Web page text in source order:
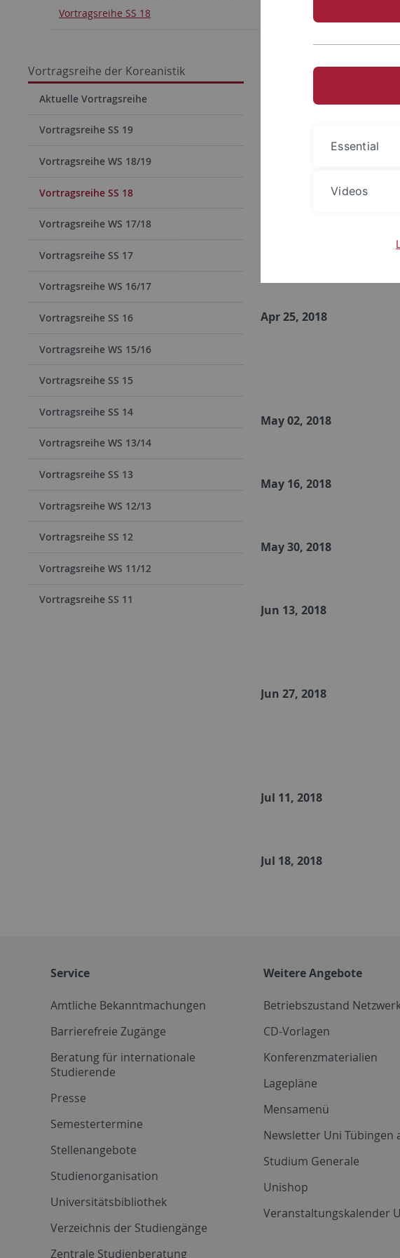
Vortragsreihe SS 18
Vortragsreihe der Koreanistik
Aktuelle Vortragsreihe
Vortragsreihe SS 19
Vortragsreihe WS 18/19
Vortragsreihe SS 18
Vortragsreihe WS 17/18
Vortragsreihe SS 17
Vortragsreihe WS 16/17
Vortragsreihe SS 16
Vortragsreihe WS 15/16
Vortragsreihe SS 15
Vortragsreihe SS 14
Vortragsreihe WS 13/14
Vortragsreihe SS 13
Vortragsreihe WS 12/13
Vortragsreihe SS 12
Vortragsreihe WS 11/12
Vortragsreihe SS 11
Vortragsreihe
Apr 25, 2018
May 02, 2018
May 16, 2018
May 30, 2018
Jun 13, 2018
Jun 27, 2018
Jul 11, 2018
Jul 18, 2018
Service
Amtliche Bekanntmachungen
Barrierefreie Zugänge
Beratung für internationale
Studierende
Presse
Semestertermine
Stellenangebote
Studienorganisation
Universitätsbibliothek
Verzeichnis der Studiengänge
Zentrale Studienberatung
Weitere Angebote
Betriebszustand
CD-Vorlagen
Konferenzmaterialien
Lagepläne
Mensamenü
Newsletter Uni Tübingen
Studium Generale
Unishop
Veranstaltungskalender
Essential
Videos